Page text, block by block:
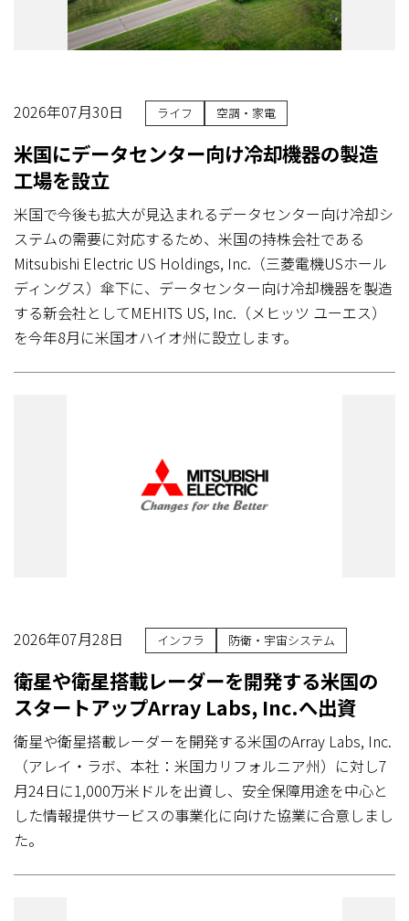
2026年07月30日 ライフ 空調・家電
米国にデータセンター向け冷却機器の製造
工場を設立
米国で今後も拡大が見込まれるデータセンター向け冷却シ
ステムの需要に対応するため、米国の持株会社である
Mitsubishi Electric US Holdings, Inc.（三菱電機USホール
ディングス）傘下に、データセンター向け冷却機器を製造
する新会社としてMEHITS US, Inc.（メヒッツ ユーエス）
を今年8月に米国オハイオ州に設立します。
2026年07月28日 インフラ 防衛・宇宙システム
衛星や衛星搭載レーダーを開発する米国の
スタートアップArray Labs, Inc.へ出資
衛星や衛星搭載レーダーを開発する米国のArray Labs, Inc.
（アレイ・ラボ、本社：米国カリフォルニア州）に対し7
月24日に1,000万米ドルを出資し、安全保障用途を中心と
した情報提供サービスの事業化に向けた協業に合意しまし
た。